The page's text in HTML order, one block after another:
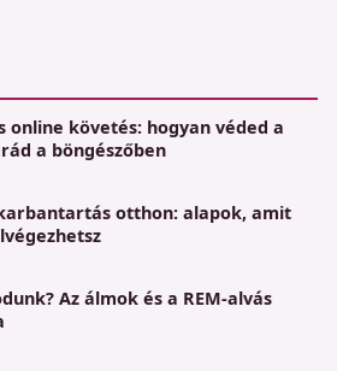
online követés: hogyan véded a
a böngészőben
otthon: alapok, amit
Az álmok és a REM-alvás